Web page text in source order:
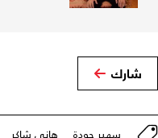
شارك
سهير جودة هاني شاكر